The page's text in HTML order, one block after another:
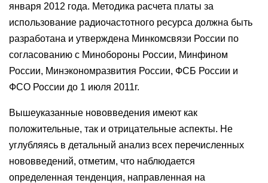
января 2012 года. Методика расчета платы за
использование радиочастотного ресурса должна быть
разработана и утверждена Минкомсвязи России по
согласованию с Минобороны России, Минфином
России, Минэкономразвития России, ФСБ России и
ФСО России до 1 июля 2011г.
Вышеуказанные нововведения имеют как
положительные, так и отрицательные аспекты. Не
углубляясь в детальный анализ всех перечисленных
нововведений, отметим, что наблюдается
определенная тенденция, направленная на